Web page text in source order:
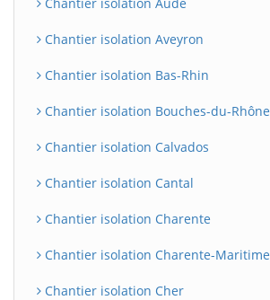
Chantier isolation Aveyron
Chantier isolation Bas-Rhin
Chantier isolation Bouches-du-Rhône
Chantier isolation Calvados
Chantier isolation Cantal
Chantier isolation Charente
Chantier isolation Charente-Maritime
Chantier isolation Cher